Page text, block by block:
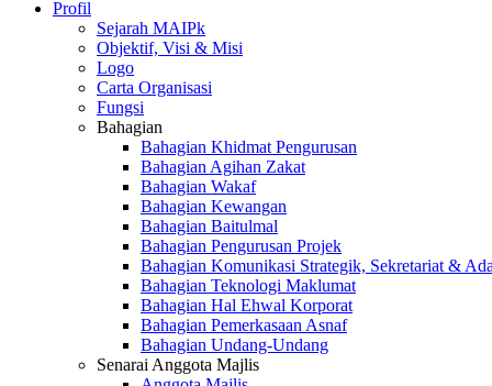
Profil
Sejarah MAIPk
Objektif, Visi & Misi
Logo
Carta Organisasi
Fungsi
Bahagian
Bahagian Khidmat Pengurusan
Bahagian Agihan Zakat
Bahagian Wakaf
Bahagian Kewangan
Bahagian Baitulmal
Bahagian Pengurusan Projek
Bahagian Komunikasi Strategik, Sekretariat &
Bahagian Teknologi Maklumat
Bahagian Hal Ehwal Korporat
Bahagian Pemerkasaan Asnaf
Bahagian Undang-Undang
Senarai Anggota Majlis